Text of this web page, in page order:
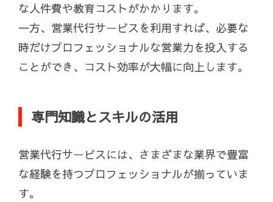
な人件費や教育コストがかかります。
一方、営業代行サービスを利用すれば、必要な
時だけプロフェッショナルな営業力を投入する
ことができ、コスト効率が大幅に向上します。
専門知識とスキルの活用
営業代行サービスには、さまざまな業界で豊富
な経験を持つプロフェッショナルが揃っていま
す。